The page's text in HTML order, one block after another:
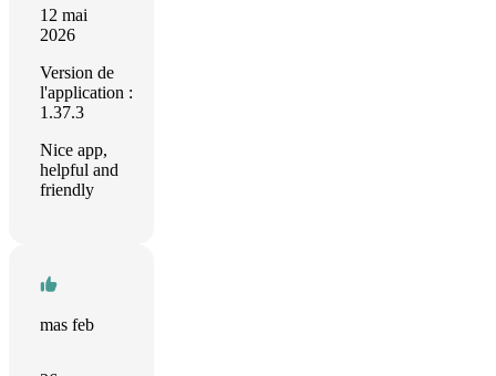
12 mai
2026
Version de
l'application :
1.37.3
Nice app,
helpful and
friendly
mas feb